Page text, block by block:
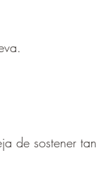
de sostener